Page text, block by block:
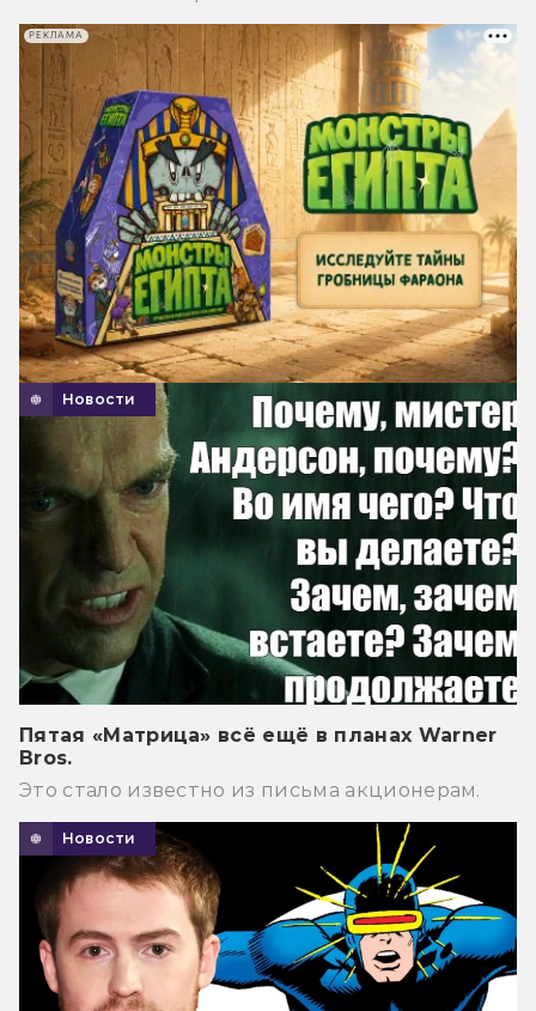
Новости
Пятая «Матрица» всё ещё в планах Warner
Bros.
Это стало известно из письма акционерам.
Новости
РЕКЛАМА